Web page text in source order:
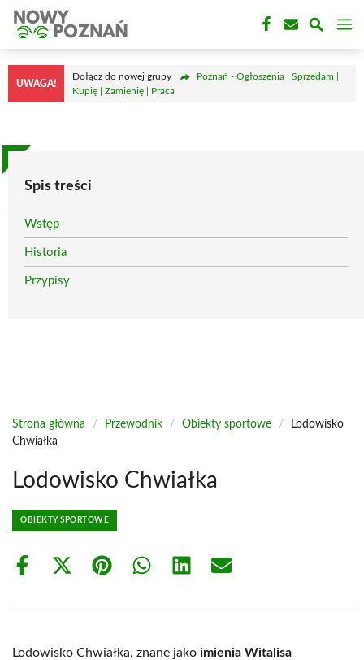
Przejdź
treści
UWAGA!
Dołącz do nowej grupy
Poznań - Ogłoszenia | Sprzedam |
Kupię | Zamienię | Praca
Spis treści
Wstęp
Historia
Przypisy
Strona główna / Przewodnik / Obiekty sportowe /
Lodowisko
Chwiałka
Lodowisko Chwiałka
OBIEKTY SPORTOWE
Share
Share
(Twitter)
Share Share Share Share
Lodowisko Chwiałka, znane jako imienia Witalisa